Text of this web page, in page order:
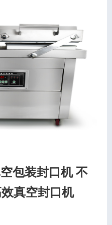
包装封口机 不
真空封口机